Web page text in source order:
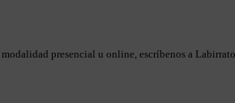
modalidad presencial u online, escríbenos a